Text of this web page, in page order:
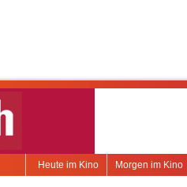
Morgen im Kino
Heute im Kino